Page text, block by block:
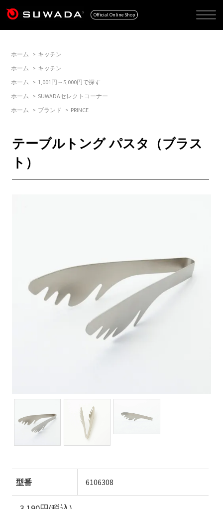
Official Online Shop
ホーム > キッチン
ホーム > キッチン
ホーム > 1,001円～5,000円で探す
ホーム > SUWADAセレクトコーナー
ホーム > ブランド > PRINCE
テーブルトング パスタ（ブラス
ト）
型番 6106308